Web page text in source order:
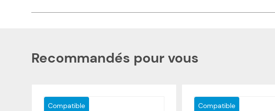
Recommandés pour vous
Compatible Compatible